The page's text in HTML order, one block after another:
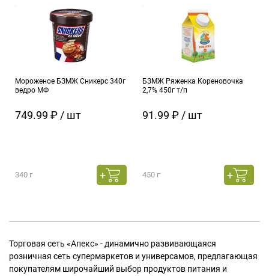
Мороженое БЗМЖ Сникерс 340г
ведро МФ
749.99 ₽ / шт
340 г
БЗМЖ Ряженка Кореновочка
2,7% 450г т/п
91.99 ₽ / шт
450 г
Торговая сеть «Апекс» - динамично развивающаяся
розничная сеть супермаркетов и универсамов, предлагающая
покупателям широчайший выбор продуктов питания и